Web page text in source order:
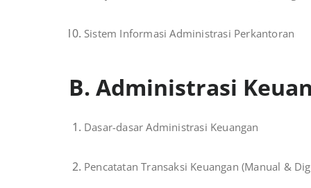
Sistem Informasi Administrasi Perkantoran
B. Administrasi
Dasar-dasar Administrasi Keuangan
Pencatatan Transaksi Keuangan (Manual &